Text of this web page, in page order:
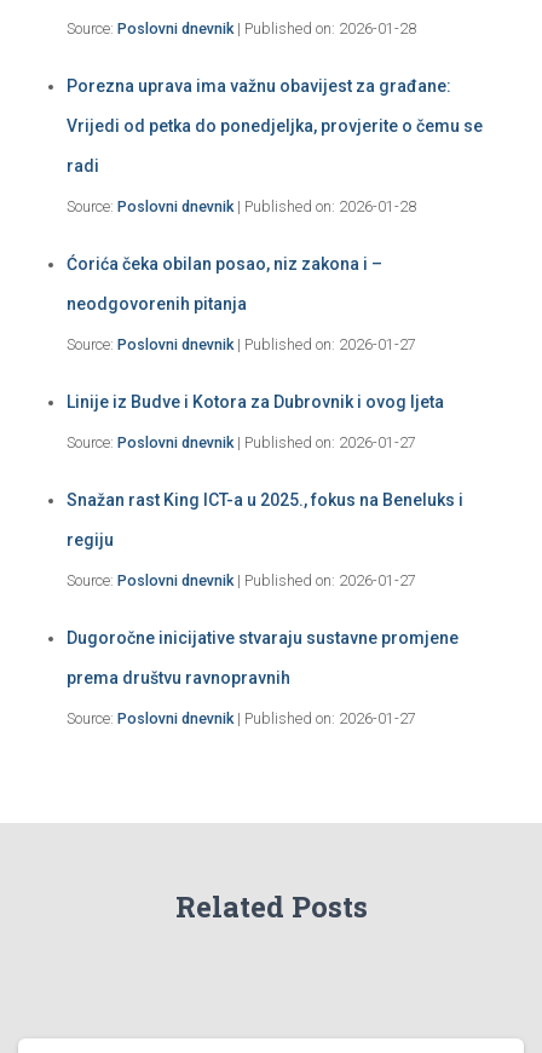
Source: Poslovni dnevnik Published on: 2026-01-28
Porezna uprava ima važnu obavijest za građane:
Vrijedi od petka do ponedjeljka, provjerite o čemu se
radi
Source: Poslovni dnevnik Published on: 2026-01-28
Ćorića čeka obilan posao, niz zakona i –
neodgovorenih pitanja
Source: Poslovni dnevnik Published on: 2026-01-27
Linije iz Budve i Kotora za Dubrovnik i ovog ljeta
Source: Poslovni dnevnik Published on: 2026-01-27
Snažan rast King ICT-a u 2025., fokus na Beneluks i
regiju
Source: Poslovni dnevnik Published on: 2026-01-27
Dugoročne inicijative stvaraju sustavne promjene
prema društvu ravnopravnih
Source: Poslovni dnevnik Published on: 2026-01-27
Related Posts